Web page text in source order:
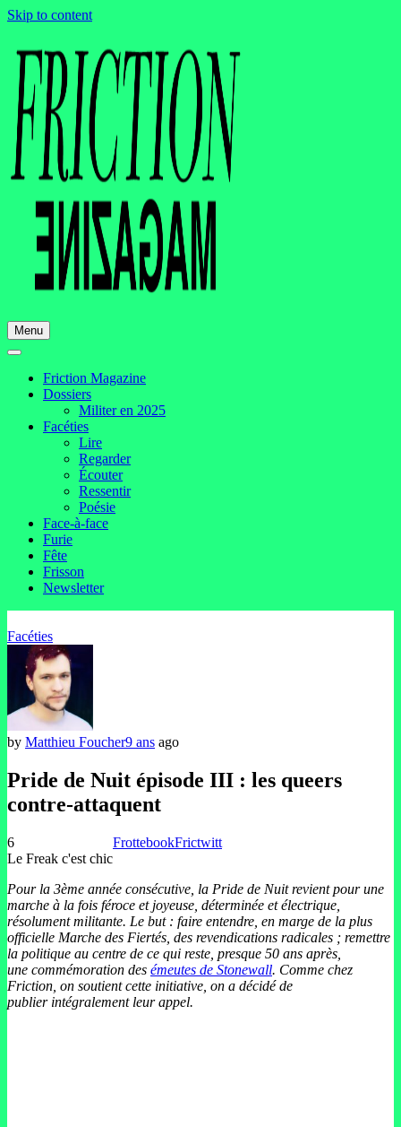
Skip to content
Menu
Friction Magazine
Dossiers
Militer en 2025
Facéties
Lire
Regarder
Écouter
Ressentir
Poésie
Face-à-face
Furie
Fête
Frisson
Newsletter
Facéties
by Matthieu Foucher9 ans ago
Pride de Nuit épisode III : les queers
contre-attaquent
6
Le Freak c'est chic
FrottebookFrictwitt
Pour la 3ème année consécutive, la Pride de Nuit revient pour une
marche à la fois féroce et joyeuse, déterminée et électrique,
résolument militante. Le but : faire entendre, en marge de la plus
officielle Marche des Fiertés, des revendications radicales ; remettre
la politique au centre de ce qui reste, presque 50 ans après,
une commémoration des émeutes de Stonewall. Comme chez
Friction, on soutient cette initiative, on a décidé de
publier intégralement leur appel.